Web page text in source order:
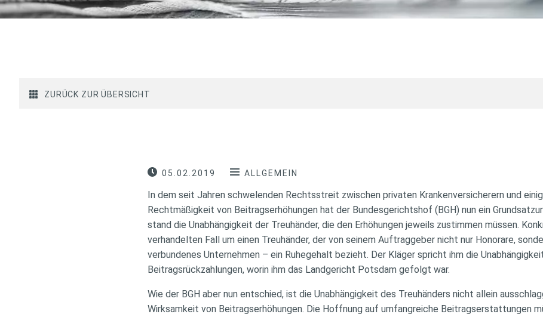
ZURÜCK ZUR ÜBERSICHT
05.02.2019 ALLGEMEIN
In dem seit Jahren schwelenden Rechtsstreit zwischen privaten Krankenversicherern und
Rechtmäßigkeit von Beitragserhöhungen hat der Bundesgerichtshof (BGH) nun ein
stand die Unabhängigkeit der Treuhänder, die den Erhöhungen jeweils zustimmen müssen.
verhandelten Fall um einen Treuhänder, der von seinem Auftraggeber nicht nur Honorare,
verbundenes Unternehmen – ein Ruhegehalt bezieht. Der Kläger spricht ihm die
Beitragsrückzahlungen, worin ihm das Landgericht Potsdam gefolgt war.
Wie der BGH aber nun entschied, ist die Unabhängigkeit des Treuhänders nicht allein
Wirksamkeit von Beitragserhöhungen. Die Hoffnung auf umfangreiche Beitragserstattungen